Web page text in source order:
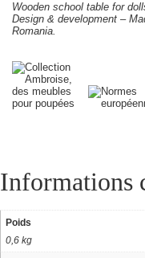
Wooden school table for
Design & development –
Romania.
Informations
Poids
0,6 kg